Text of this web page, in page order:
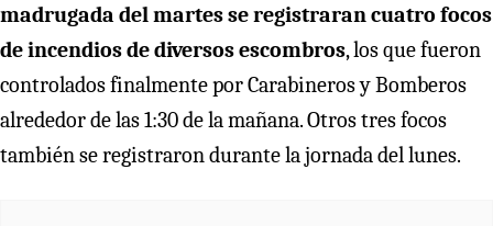
madrugada del martes se registraran cuatro focos
de incendios de diversos escombros, los que fueron
controlados finalmente por Carabineros y Bomberos
alrededor de las 1:30 de la mañana. Otros tres focos
también se registraron durante la jornada del lunes.